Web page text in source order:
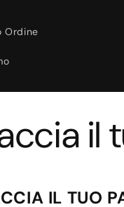
Ordine
il
IL TUO